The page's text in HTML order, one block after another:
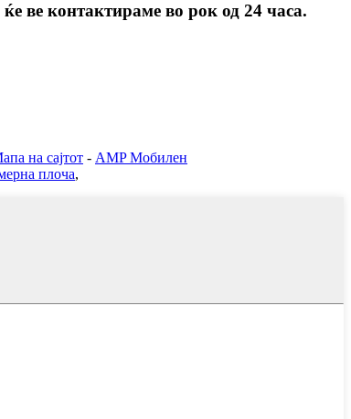
ве контактираме во рок од 24 часа.
на сајтот - AMP Мобилен
плоча,